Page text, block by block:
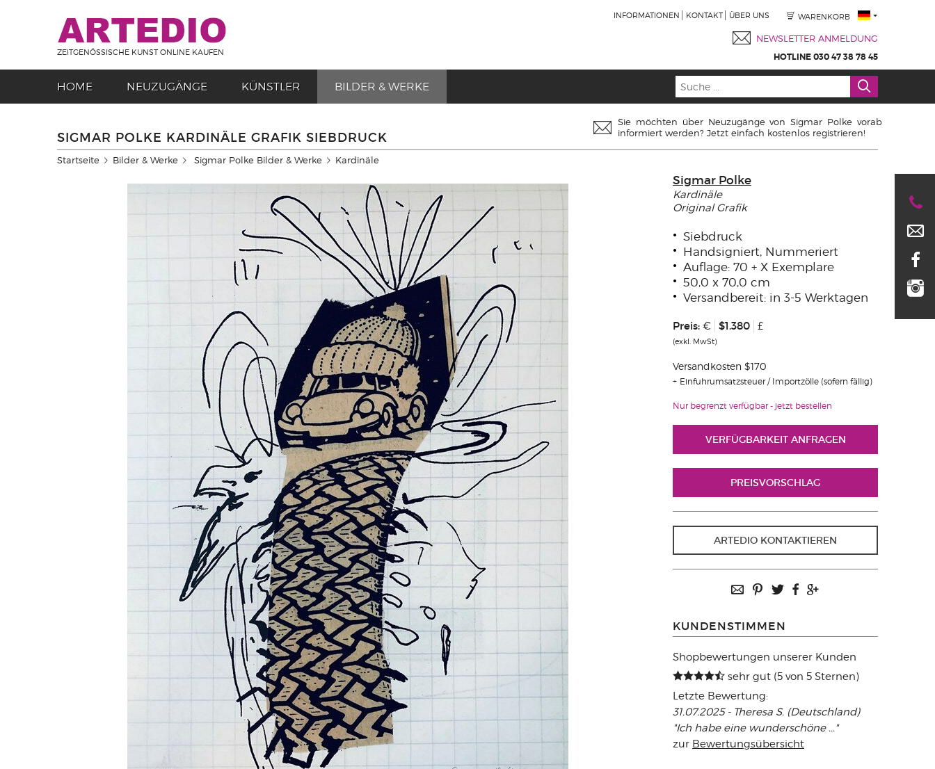
ZEITGENÖSSISCHE KUNST ONLINE KAUFEN
INFORMATIONEN KONTAKT ÜBER UNS WARENKORB
NEWSLETTER ANMELDUNG
HOTLINE 030 47 38 78 45
HOME NEUZUGÄNGE KÜNSTLER BILDER & WERKE
SIGMAR POLKE KARDINÄLE GRAFIK SIEBDRUCK
Sie möchten über Neuzugänge von Sigmar Polke vorab
informiert werden? Jetzt einfach kostenlos registrieren!
Startseite Bilder & Werke Sigmar Polke Bilder & Werke Kardinäle
Sigmar Polke
Kardinäle
Original Grafik
Siebdruck
Handsigniert, Nummeriert
Auflage: 70 + X Exemplare
50,0 x 70,0 cm
Versandbereit: in 3-5 Werktagen
Preis: € $1.380 £
(exkl. MwSt)
Versandkosten $170
Einfuhrumsatzsteuer / Importzölle (sofern fällig)
Nur begrenzt verfügbar - jetzt bestellen
VERFÜGBARKEIT ANFRAGEN
PREISVORSCHLAG
ARTEDIO KONTAKTIEREN
KUNDENSTIMMEN
Shopbewertungen unserer Kunden
sehr gut (5 von 5 Sternen)
Letzte Bewertung:
31.07.2025 - Theresa S. (Deutschland)
"Ich habe eine wunderschöne ..."
zur Bewertungsübersicht